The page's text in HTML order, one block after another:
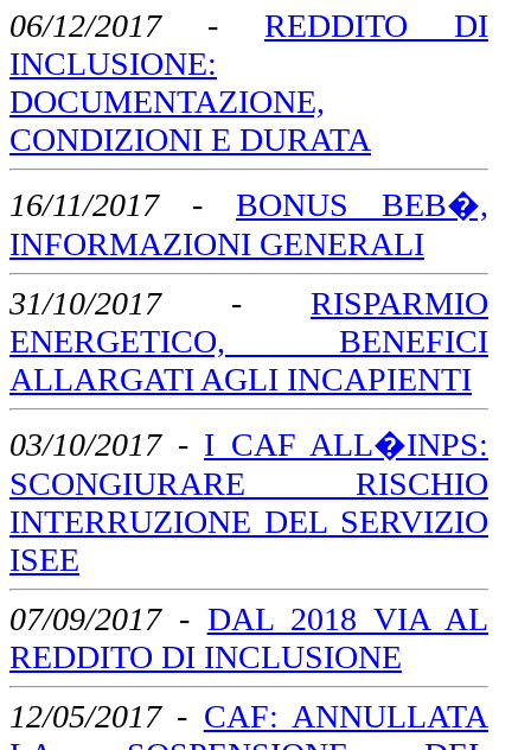
06/12/2017- REDDITO DI
INCLUSIONE:
DOCUMENTAZIONE,
CONDIZIONI E DURATA
16/11/2017- BONUS BEB�,
INFORMAZIONI GENERALI
31/10/2017- RISPARMIO
ENERGETICO, BENEFICI
ALLARGATI AGLI INCAPIENTI
03/10/2017- I CAF ALL�INPS:
SCONGIURARE RISCHIO
INTERRUZIONE DEL SERVIZIO
ISEE
07/09/2017- DAL 2018 VIA AL
REDDITO DI INCLUSIONE
12/05/2017- CAF: ANNULLATA